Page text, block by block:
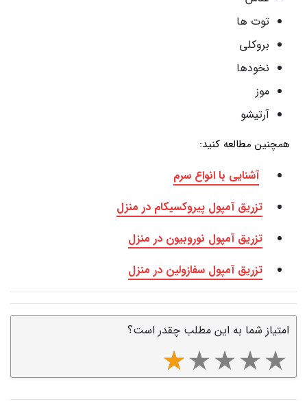
توت ها
بروکلی
نخودها
موز
آرتیشو
همچنین مطالعه کنید:
آشنایی با انواع سرم
تزریق آمپول پیروکسیکام در منزل
تزریق آمپول نوروبیون در منزل
تزریق آمپول سفازولین در منزل
امتیاز شما به این مطلب چقدر است؟